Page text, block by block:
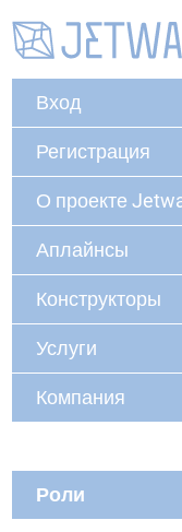
Вход
Регистрация
О проекте
Аплайнсы
Конструкторы
Услуги
Компания
Роли